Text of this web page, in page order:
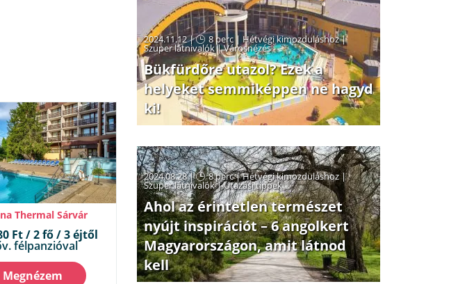
Thermal Sárvár
Ft / 2 fő / 3 éjtől
félpanzióval
Megnézem
2024.11.12 | 8 perc| Hétvégi kimozduláshoz|
Szuper látnivalók|Városnézés
Bükfürdőre utazol? Ezek a
helyeket semmiképpen ne hagyd
ki!
2024.08.28 | 8 perc|Hétvégi kimozduláshoz|
Szuper látnivalók|Utazási tippek
Ahol az érintetlen természet
nyújt inspirációt – 6 angolkert
Magyarországon, amit látnod
kell